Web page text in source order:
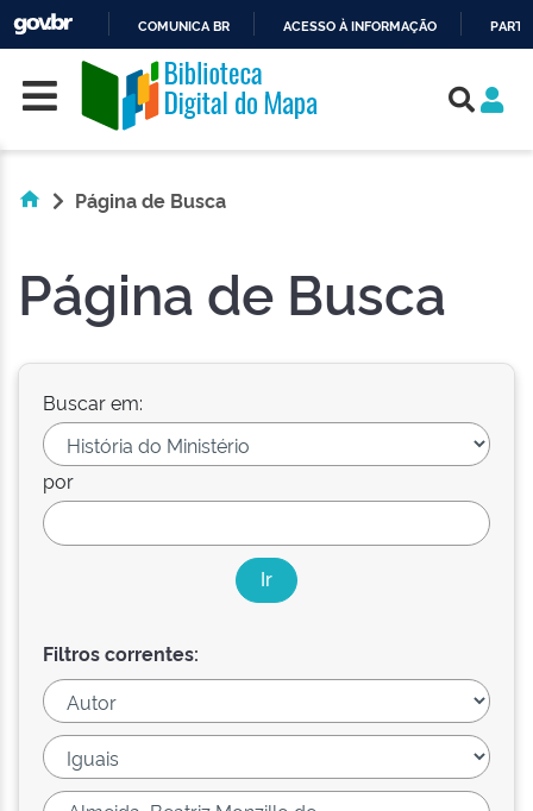
O
CONTEÚDO
COMUNICA BR ACESSO À INFORMAÇÃO
Skip navigation
Página de Busca
Página de Busca
Buscar em:
por
Filtros correntes: